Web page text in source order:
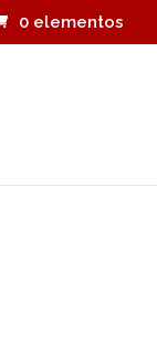
0 elementos